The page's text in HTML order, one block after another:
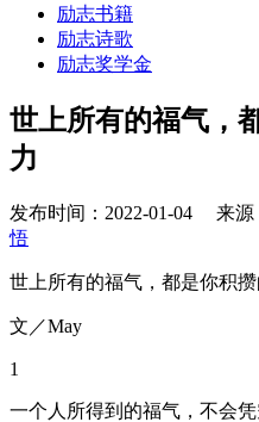
励志书籍
励志诗歌
励志奖学金
世上所有的福气，
力
发布时间：2022-01-04 来源
悟
世上所有的福气，都是你积
文／May
1
一个人所得到的福气，不会